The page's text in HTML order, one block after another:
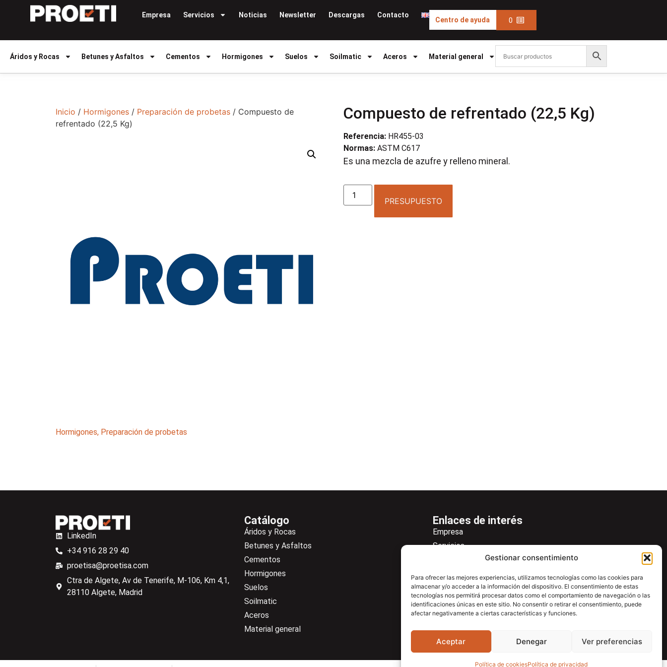
Gestionar consentimiento
Para ofrecer las mejores experiencias, utilizamos tecnologías como las cookies para
almacenar y/o acceder a la información del dispositivo. El consentimiento de estas
tecnologías nos permitirá procesar datos como el comportamiento de navegación o las
identificaciones únicas en este sitio. No consentir o retirar el consentimiento, puede
afectar negativamente a ciertas características y funciones.
Aceptar Denegar Ver preferencias
Política de cookiesPolítica de privacidad
Empresa Servicios Noticias Newsletter Descargas Contacto
Centro de ayuda 0
Áridos y Rocas Betunes y Asfaltos Cementos Hormigones Suelos Soilmatic Aceros Material general
Inicio / Hormigones / Preparación de probetas / Compuesto de
refrentado (22,5 Kg)
Hormigones, Preparación de probetas
Compuesto de refrentado (22,5 Kg)
Referencia: HR455-03
Normas: ASTM C617
Es una mezcla de azufre y relleno mineral.
PRESUPUESTO
LinkedIn
+34 916 28 29 40
proetisa@proetisa.com
Ctra de Algete, Av de Tenerife, M-106, Km 4,1,
28110 Algete, Madrid
Catálogo
Áridos y Rocas
Betunes y Asfaltos
Cementos
Hormigones
Suelos
Soilmatic
Aceros
Material general
Enlaces de interés
Empresa
Servicios
Newsletter
Descargas
Contacto
Centro de ayuda